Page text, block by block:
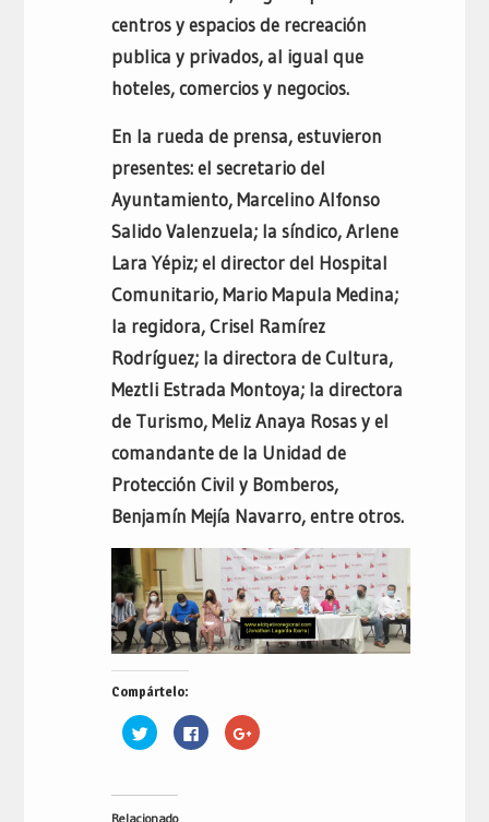
centros y espacios de recreación
publica y privados, al igual que
hoteles, comercios y negocios.
En la rueda de prensa, estuvieron
presentes: el secretario del
Ayuntamiento, Marcelino Alfonso
Salido Valenzuela; la síndico, Arlene
Lara Yépiz; el director del Hospital
Comunitario, Mario Mapula Medina;
la regidora, Crisel Ramírez
Rodríguez; la directora de Cultura,
Meztli Estrada Montoya; la directora
de Turismo, Meliz Anaya Rosas y el
comandante de la Unidad de
Protección Civil y Bomberos,
Benjamín Mejía Navarro, entre otros.
Compártelo:
Haz
clic
Twitter
Haz
clic
Haz
clic
Relacionado